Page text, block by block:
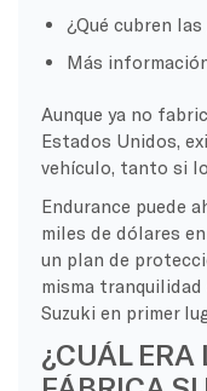
¿Qué cubren
Más
Aunque ya no
Estados Unidos,
vehículo, tanto si
Endurance puede
miles de dólares
un plan de
misma
Suzuki en primer
¿CUÁL